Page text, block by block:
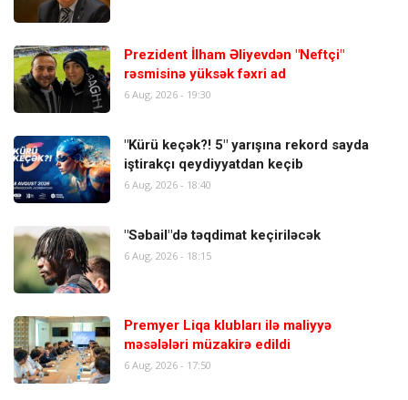
Prezident İlham Əliyevdən "Neftçi"
rəsmisinə yüksək fəxri ad
6 Aug, 2026 - 19:30
"Kürü keçək?! 5" yarışına rekord sayda
iştirakçı qeydiyyatdan keçib
6 Aug, 2026 - 18:40
"Səbail"də təqdimat keçiriləcək
6 Aug, 2026 - 18:15
Premyer Liqa klubları ilə maliyyə
məsələləri müzakirə edildi
6 Aug, 2026 - 17:50